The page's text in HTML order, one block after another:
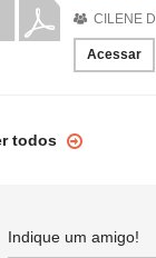
CILENE
Acessar
todos
Indique um amigo!